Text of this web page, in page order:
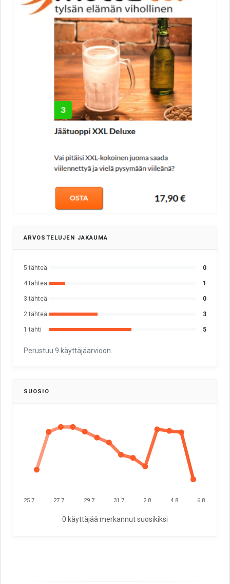
ARVOSTELUJEN JAKAUMA
5 tähteä 0
4 tähteä 1
3 tähteä 0
2 tähteä 3
1 tähti 5
Perustuu 9 käyttäjäarvioon.
SUOSIO
25.7. 27.7. 29.7. 31.7. 2.8. 4.8. 6.8.
0 käyttäjää merkannut suosikiksi